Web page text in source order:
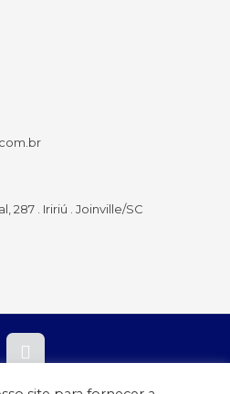
287 . Iririú . Joinville/SC
Educacional e Tecnológica de Santa